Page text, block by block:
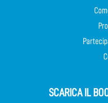
SCARICA IL